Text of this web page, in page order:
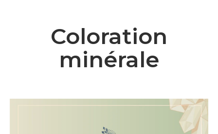
Coloration
minérale